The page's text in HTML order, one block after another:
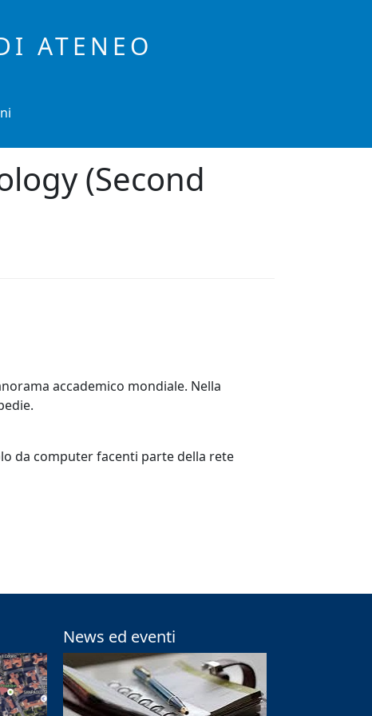
ATENEO
(Second
accademico mondiale. Nella
da computer facenti parte della rete
News ed eventi